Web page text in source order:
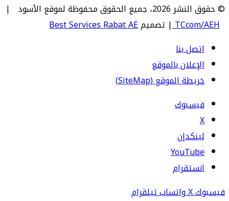
© حقوق النشر 2026، جميع الحقوق محفوظة لموقع الأسود |
TCcom/AEH | تصميمBest Services Rabat AE
اتصل بنا
الإعلان بالموقع
خريطة الموقع (SiteMap)
فيسبوك
‫X
لينكدإن
‫YouTube
انستقرام
فيسبوك‫Xواتسابتيلقرام